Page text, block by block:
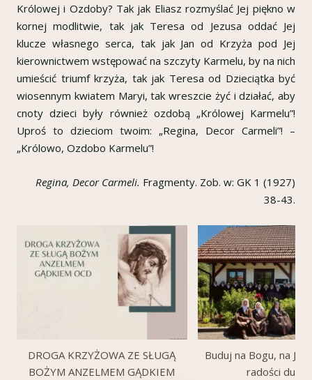
Królowej i Ozdoby? Tak jak Eliasz rozmyślać Jej piękno w
kornej modlitwie, tak jak Teresa od Jezusa oddać Jej
klucze własnego serca, tak jak Jan od Krzyża pod Jej
kierownictwem wstępować na szczyty Karmelu, by na nich
umieścić triumf krzyża, tak jak Teresa od Dzieciątka być
wiosennym kwiatem Maryi, tak wreszcie żyć i działać, aby
cnoty dzieci były również ozdobą „Królowej Karmelu”!
Uproś to dzieciom twoim: „Regina, Decor Carmeli”! –
„Królowo, Ozdobo Karmelu”!
Regina, Decor Carmeli. Fragmenty. Zob. w: GK 1 (1927)
38-43.
DROGA KRZYŻOWA ZE SŁUGĄ
BOŻYM ANZELMEM GĄDKIEM
Buduj na Bogu, na
radości